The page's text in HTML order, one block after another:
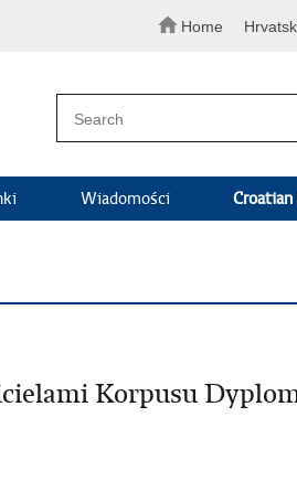
Home
Wiadomości Croatian
Korpusu